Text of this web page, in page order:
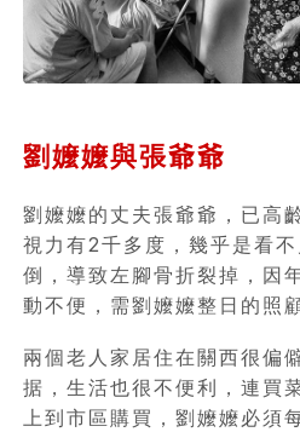
劉嬤嬤與張爺爺
劉嬤嬤的丈夫張爺爺，已高
視力有2千多度，幾乎是看
倒，導致左腳骨折裂掉，因
動不便，需劉嬤嬤整日的照
兩個老人家居住在關西很偏
据，生活也很不便利，連買
上到市區購買，劉嬤嬤必須